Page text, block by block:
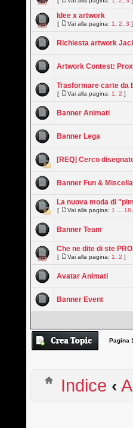
Idee x artwork
[ Vai alla pagina: 1 ,2 ,3 ]
Richiesta artwork
Artwork Contest:
Trasformare carte da
[ Vai alla pagina: 1 ,2 ]
Banner Animati
Banner Lega
[REQ] Cerco
Banner Fun &
La nuova moda di
[ Vai alla pagina: 1 18
Banner Team
Che ne dite di ste
[ Vai alla pagina: 1 ,2 ]
Avatar Animati
Banner Event
Pagina1
Indice ‹